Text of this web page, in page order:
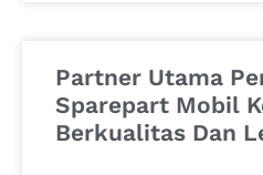
Partner Utama
Sparepart Mobil
Berkualitas Dan